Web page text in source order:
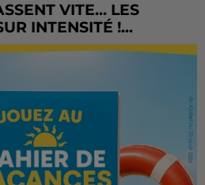
VITE... LES
INTENSITÉ !...